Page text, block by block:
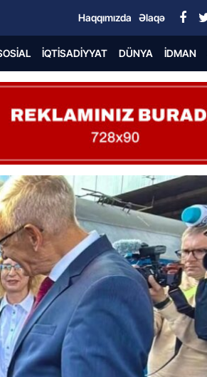
Haqqımızda Əlaqə
İQTISADIYYAT DÜNYA İDMAN